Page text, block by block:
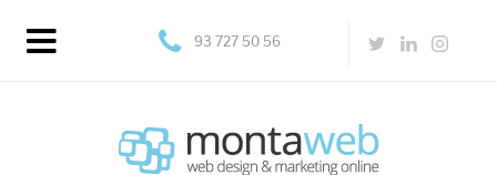
93 727 50 56